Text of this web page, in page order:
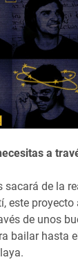
a
de la
este
de unos
bailar hasta